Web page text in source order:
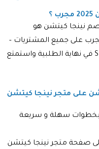
نينجا كيتشن هو
خصم حتى 20% مجرب على جميع المشتريات –
في نهاية الطلبية واستمتع
على متجر نينجا كيتشن
بخطوات سهلة و سريعة
صفحة متجر نينجا كيتشن